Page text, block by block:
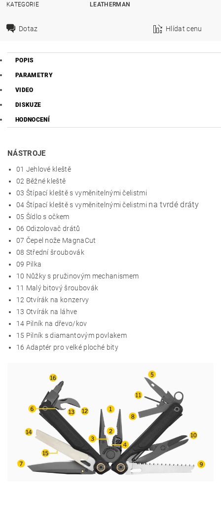
KATEGORIE
LEATHERMAN
Dotaz Hlídat cenu
POPIS
PARAMETRY
VIDEO
DISKUZE
HODNOCENÍ
NÁSTROJE
01 Jehlové kleště
02 Běžné kleště
03 Štípací kleště s vyměnitelnými čelistmi
04 Štípací kleště s vyměnitelnými čelistmi na tvrdé dráty
05 Šídlo s očkem
06 Odizolovač drátů
07 Čepel nože MagnaCut
08 Střední šroubovák
09 Pilka
10 Nůžky s pružinovým mechanismem
11 Malý bitový šroubovák
12 Otvírák na konzervy
13 Otvírák na láhve
14 Pilník na dřevo/kov
15 Pilník s diamantovým povlakem
16 Adaptér pro velké ploché bity